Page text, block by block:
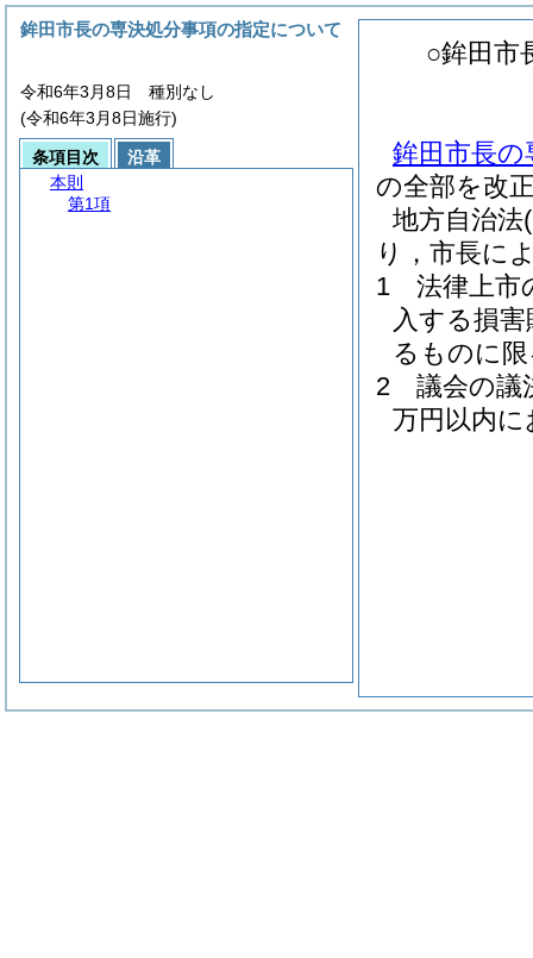
○鉾田市
鉾田市長
の全部を改
地方自治法
り，市長に
1 法律上市
入する損
るものに
2 議会の議
万円以内
鉾田市長の専決処分事項の指定について
令和6年3月8日 種別なし
(令和6年3月8日施行)
条項目次
沿革
本則
第1項